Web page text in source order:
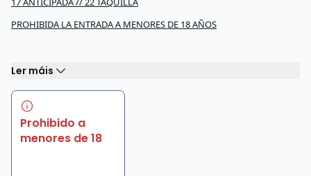
PROHIBIDA LA ENTRADA A MENORES DE 18 AÑOS
Ler máis
Prohibido a
menores de 18